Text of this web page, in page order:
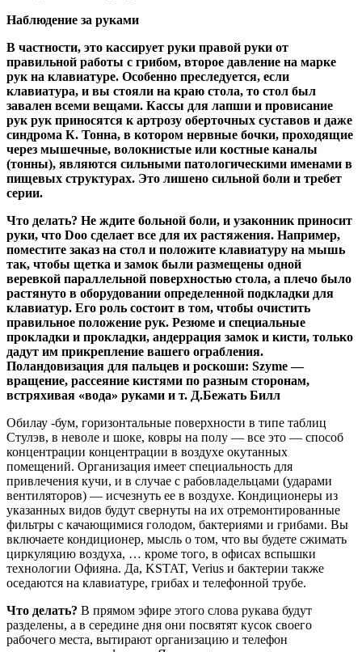
Наблюдение за руками
В частности, это кассирует руки правой руки от
правильной работы с грибом, второе давление на марке
рук на клавиатуре. Особенно преследуется, если
клавиатура, и вы стояли на краю стола, то стол был
завален всеми вещами. Кассы для лапши и провисание
рук рук приносятся к артрозу оберточных суставов и даже
синдрома К. Тонна, в котором нервные бочки, проходящие
через мышечные, волокнистые или костные каналы
(тонны), являются сильными патологическими именами в
пищевых структурах. Это лишено сильной боли и требет
серии.
Что делать? Не ждите больной боли, и узаконник приносит
руки, что Doo сделает все для их растяжения. Например,
поместите заказ на стол и положите клавиатуру на мышь
так, чтобы щетка и замок были размещены одной
веревкой параллельной поверхностью стола, а плечо было
растянуто в оборудовании определенной подкладки для
клавиатур. Его роль состоит в том, чтобы очистить
правильное положение рук. Резюме и специальные
прокладки и прокладки, андеррация замок и кисти, только
дадут им прикрепление вашего ограбления.
Поландовизация для пальцев и роскоши: Szyme —
вращение, рассеяние кистями по разным сторонам,
встряхивая «вода» руками и т. Д.Бежать Билл
Обилау -бум, горизонтальные поверхности в типе таблиц
Стулэв, в неволе и шоке, ковры на полу — все это — способ
концентрации концентрации в воздухе окутанных
помещений. Организация имеет специальность для
привлечения кучи, и в случае с рабовладельцами (ударами
вентиляторов) — исчезнуть ее в воздухе. Кондиционеры из
указанных видов будут свернуты на их отремонтированные
фильтры с качающимися голодом, бактериями и грибами. Вы
включаете кондиционер, мысль о том, что вы будете сжимать
циркуляцию воздуха, … кроме того, в офисах вспышки
технологии Офияна. Да, KSTAT, Verius и бактерии также
оседаются на клавиатуре, грибах и телефонной трубе.
Что делать? В прямом эфире этого слова рукава будут
разделены, а в середине дня они посвятят кусок своего
рабочего места, вытирают организацию и телефон